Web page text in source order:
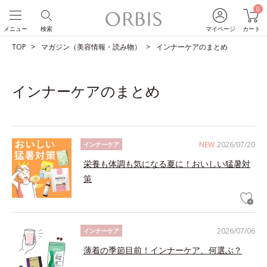
マイページ
0
カート
検索
メニュー
TOP マガジン（美容情報・読み物） インナーケアのまとめ
インナーケアのまとめ
NEW 2026/07/20
インナーケア
栄養も体調も気になる夏に！おいしい猛暑対
策
2026/07/06
インナーケア
薄着の季節目前！インナーケア、何選ぶ？